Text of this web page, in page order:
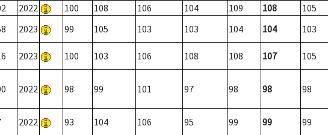
2022 100 108 106 104 109 108
105
2023 99 105 103 103 104 104 103
2023 100 103 106 108 108 107 105
2022 98 99 101 97 98 98 98
2022 93 104 106 95 99 99
99